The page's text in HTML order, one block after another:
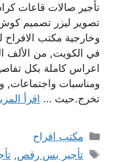
تأجير صالات قاعات
تصوير ليزر تصميم
وخارجية مكتب الافراح
في الكويت, من الألف
اعراس كاملة بكل
ومناسبات واجتماعات,
تخرج.حيث … اقرأ
التصنيفات
مكتب افراح
الوسوم
تأجير بس رقص,